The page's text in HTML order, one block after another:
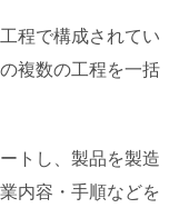
程で構成されてい
複数の工程を一括
トし、製品を製造
内容・手順などを